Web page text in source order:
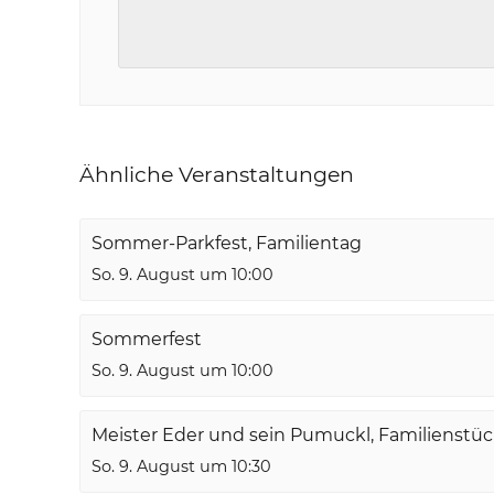
Ähnliche Veranstaltungen
Sommer-Parkfest, Familientag
So. 9. August um 10:00
Sommerfest
So. 9. August um 10:00
Meister Eder und sein Pumuckl,
So. 9. August um 10:30